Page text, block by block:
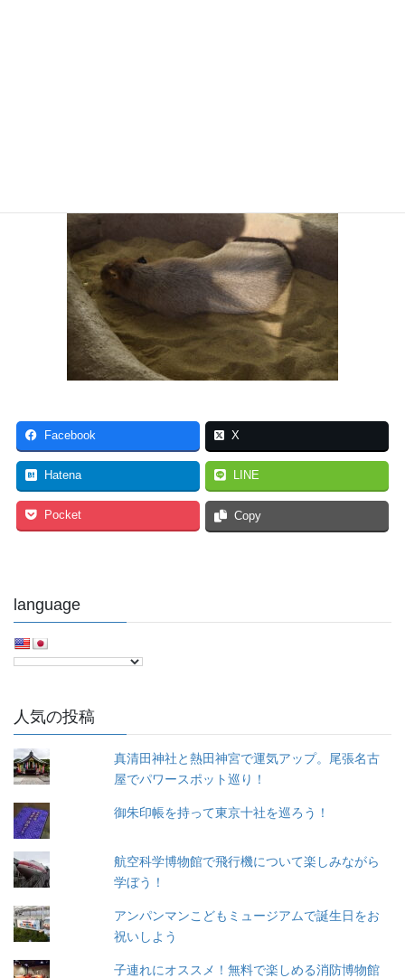
Facebook X
Hatena LINE
Pocket Copy
language
人気の投稿
真清田神社と熱田神宮で運気アップ。尾張名古
屋でパワースポット巡り！
御朱印帳を持って東京十社を巡ろう！
航空科学博物館で飛行機について楽しみながら
学ぼう！
アンパンマンこどもミュージアムで誕生日をお
祝いしよう
子連れにオススメ！無料で楽しめる消防博物館